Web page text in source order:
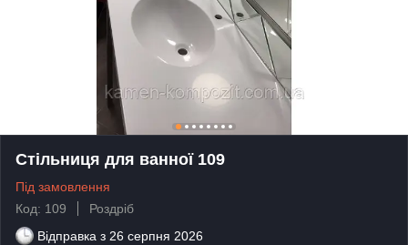
Стільниця для ванної 109
Під замовлення
Код: 109
Роздріб
Відправка з 26 серпня 2026